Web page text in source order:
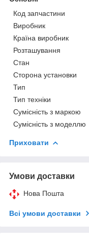
Код запчастини
Виробник
Країна виробник
Розташування
Стан
Сторона установки
Тип
Тип техніки
Сумісність з маркою
Сумісність з моделлю
Приховати
Умови доставки
Нова Пошта
Всі умови доставки